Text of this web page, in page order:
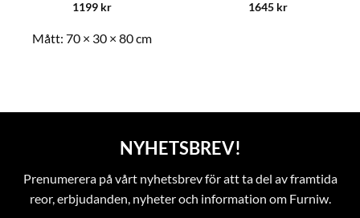
1199 kr
Mått: 70 × 30 × 80 cm
1645 kr
NYHETSBREV!
Prenumerera på vårt nyhetsbrev för att ta del av framtida
reor, erbjudanden, nyheter och information om Furniw.